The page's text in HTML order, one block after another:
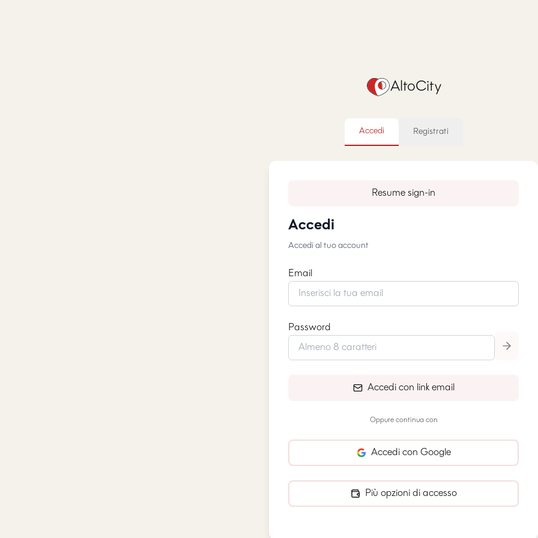
AltoCity
Accedi Registrati
Resume sign-in
Accedi
Accedi al tuo account
Email
Password
Accedi con link email
Oppure continua con
Accedi con Google
Più opzioni di accesso